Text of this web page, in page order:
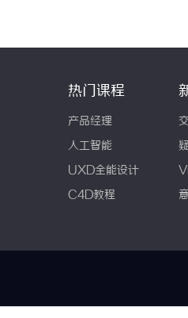
热门课程
产品经理
人工智能
UXD全能设计
C4D教程